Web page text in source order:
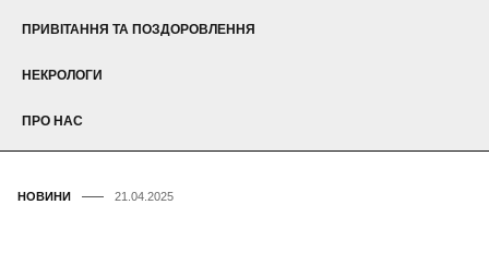
ПРИВІТАННЯ ТА ПОЗДОРОВЛЕННЯ
НЕКРОЛОГИ
ПРО НАС
НОВИНИ 21.04.2025